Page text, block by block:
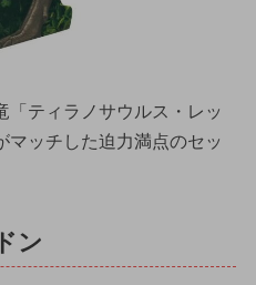
「ティラノサウルス・レッ
マッチした迫力満点のセッ
ン